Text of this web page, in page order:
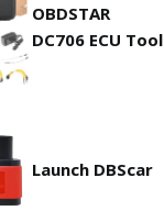
OBDSTAR
DC706 ECU Tool
Launch DBScar